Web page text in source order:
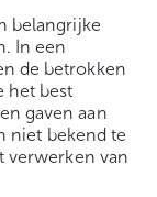
belangrijke
In een
de betrokken
het best
gaven aan
niet bekend te
verwerken van